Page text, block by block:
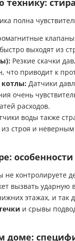
технику:
полна
выходят из
Резкие скачки
что приводит к
котлы: Датчики
очень
расходов.
воды также
строя и
контролируете
вызвать ударную
этажах, и так
и срывы
доме: